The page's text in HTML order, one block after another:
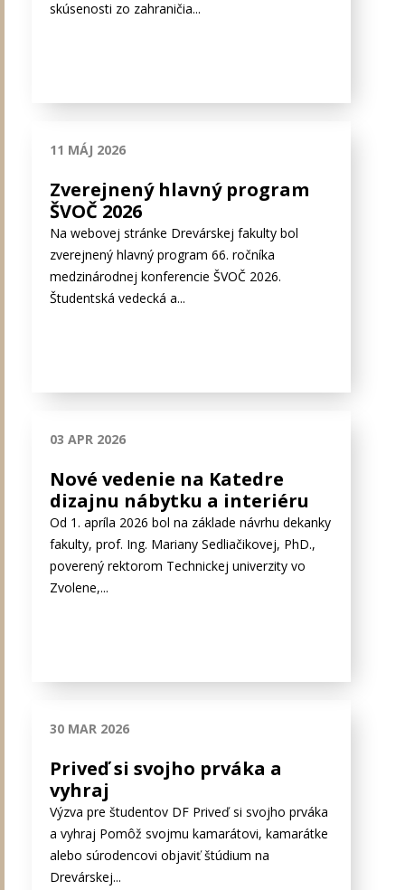
skúsenosti zo zahraničia...
11 MÁJ 2026
Zverejnený hlavný program
ŠVOČ 2026
Na webovej stránke Drevárskej fakulty bol
zverejnený hlavný program 66. ročníka
medzinárodnej konferencie ŠVOČ 2026.
Študentská vedecká a...
03 APR 2026
Nové vedenie na Katedre
dizajnu nábytku a interiéru
Od 1. apríla 2026 bol na základe návrhu dekanky
fakulty, prof. Ing. Mariany Sedliačikovej, PhD.,
poverený rektorom Technickej univerzity vo
Zvolene,...
30 MAR 2026
Priveď si svojho prváka a
vyhraj
Výzva pre študentov DF Priveď si svojho prváka
a vyhraj Pomôž svojmu kamarátovi, kamarátke
alebo súrodencovi objaviť štúdium na
Drevárskej...